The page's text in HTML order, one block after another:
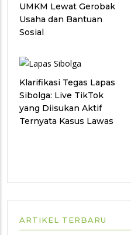
UMKM Lewat Gerobak
Usaha dan Bantuan
Sosial
Klarifikasi Tegas Lapas
Sibolga: Live TikTok
yang Diisukan Aktif
Ternyata Kasus Lawas
ARTIKEL TERBARU